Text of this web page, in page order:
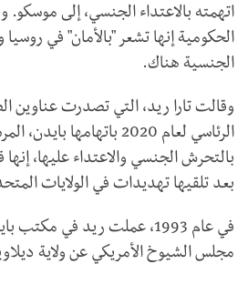
اتهمته بالاعتداء الجنسي، إلى موسكو.
الحكومية إنها تشعر "بالأمان" في
الجنسية هناك.
وقالت تارا ريد، التي تصدرت عناوين
الرئاسي لعام 2020
بالتحرش الجنسي والاعتداء عليها،
بعد تلقيها تهديدات في الولايات
في عام 1993، عملت ريد في
مجلس الشيوخ الأمريكي عن ولاية